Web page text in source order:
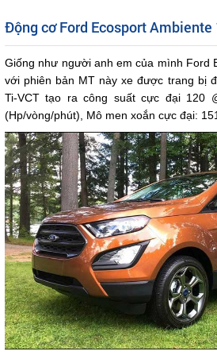
Động cơ Ford Ecosport Ambiente
Giống như người anh em của mình Ford
với phiên bản MT này xe được trang bị
Ti-VCT tạo ra công suất cực đại 120
(Hp/vòng/phút), Mô men xoắn cực đại: